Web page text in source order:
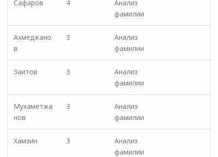
Сафаров 4
Анализ
фамилии
Ахмеджано
в
3
Анализ
фамилии
Заитов 3
Анализ
фамилии
Мухаметжа
нов
3
Анализ
фамилии
Хамзин 3
Анализ
фамилии